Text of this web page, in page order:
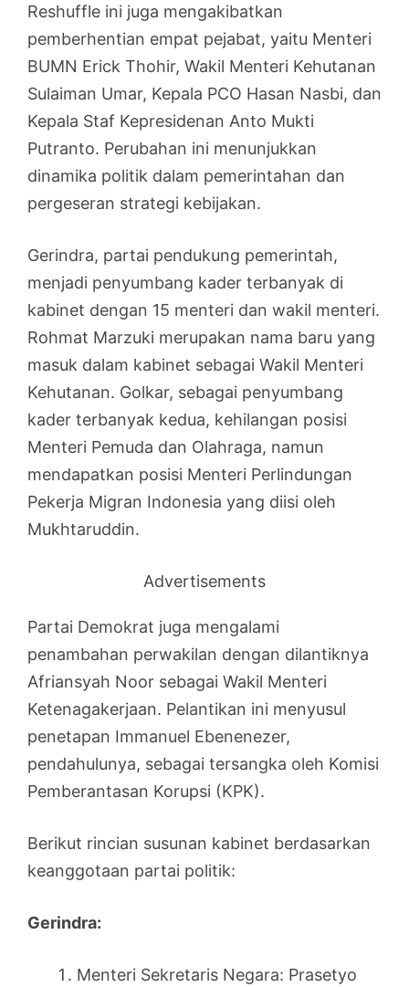
Reshuffle ini juga mengakibatkan
pemberhentian empat pejabat, yaitu Menteri
BUMN Erick Thohir, Wakil Menteri Kehutanan
Sulaiman Umar, Kepala PCO Hasan Nasbi, dan
Kepala Staf Kepresidenan Anto Mukti
Putranto. Perubahan ini menunjukkan
dinamika politik dalam pemerintahan dan
pergeseran strategi kebijakan.
Gerindra, partai pendukung pemerintah,
menjadi penyumbang kader terbanyak di
kabinet dengan 15 menteri dan wakil menteri.
Rohmat Marzuki merupakan nama baru yang
masuk dalam kabinet sebagai Wakil Menteri
Kehutanan. Golkar, sebagai penyumbang
kader terbanyak kedua, kehilangan posisi
Menteri Pemuda dan Olahraga, namun
mendapatkan posisi Menteri Perlindungan
Pekerja Migran Indonesia yang diisi oleh
Mukhtaruddin.
Advertisements
Partai Demokrat juga mengalami
penambahan perwakilan dengan dilantiknya
Afriansyah Noor sebagai Wakil Menteri
Ketenagakerjaan. Pelantikan ini menyusul
penetapan Immanuel Ebenenezer,
pendahulunya, sebagai tersangka oleh Komisi
Pemberantasan Korupsi (KPK).
Berikut rincian susunan kabinet berdasarkan
keanggotaan partai politik:
Gerindra:
Menteri Sekretaris Negara: Prasetyo